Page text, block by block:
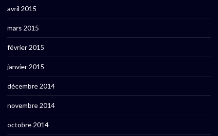
avril 2015
mars 2015
février 2015
janvier 2015
décembre 2014
novembre 2014
octobre 2014